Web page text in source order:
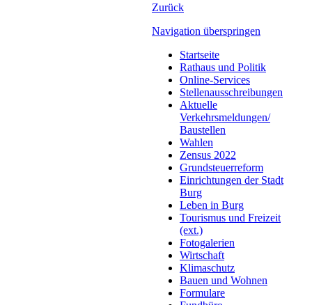
Zurück
Navigation überspringen
Startseite
Rathaus und Politik
Online-Services
Stellenausschreibungen
Aktuelle
Verkehrsmeldungen/
Baustellen
Wahlen
Zensus 2022
Grundsteuerreform
Einrichtungen der Stadt
Burg
Leben in Burg
Tourismus und Freizeit
(ext.)
Fotogalerien
Wirtschaft
Klimaschutz
Bauen und Wohnen
Formulare